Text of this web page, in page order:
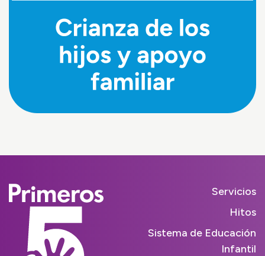
Servicios
Hitos
Sistema de Educación
Infantil